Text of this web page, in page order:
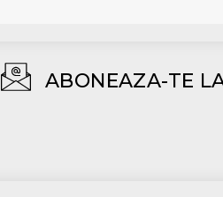
ABONEAZA-TE